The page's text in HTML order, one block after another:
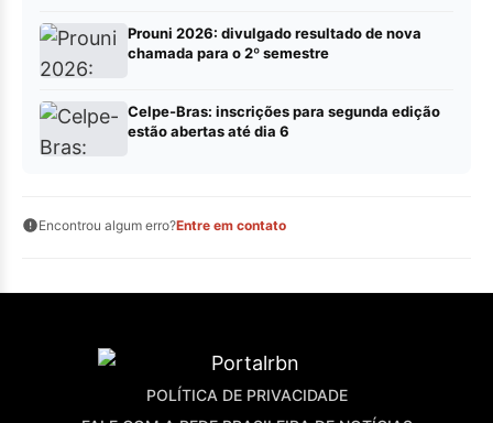
pauta – Portalrbn)
Prouni 2026: divulgado resultado de nova
chamada para o 2º semestre
Celpe-Bras: inscrições para segunda edição
estão abertas até dia 6
Encontrou algum erro?Entre em contato
POLÍTICA DE PRIVACIDADE